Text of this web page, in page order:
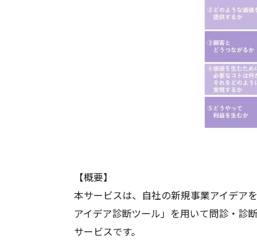
【概要】
本サービスは、自社の新規事業アイデア
アイデア診断ツール」を用いて問診・診
サービスです。